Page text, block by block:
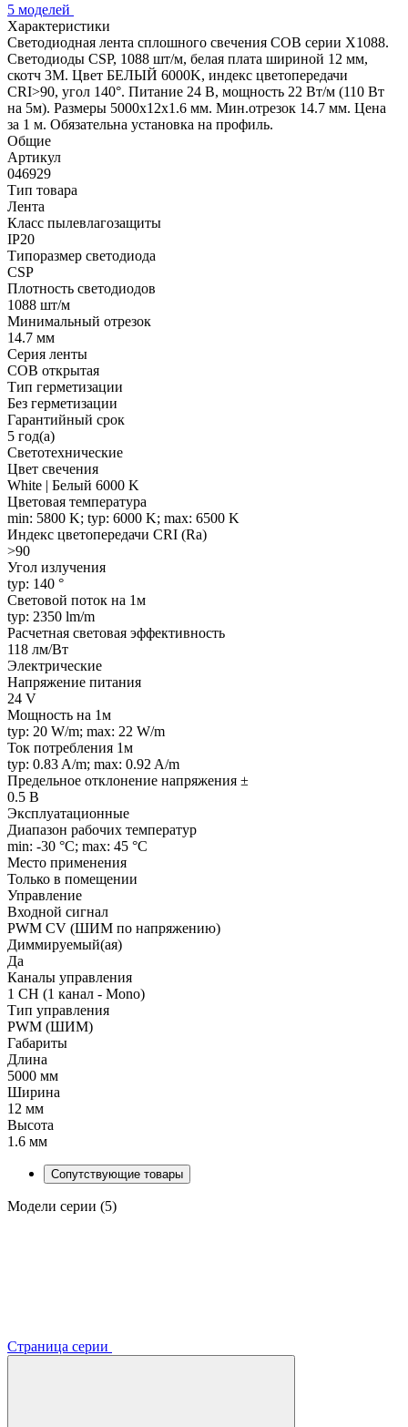
5 моделей
Характеристики
Светодиодная лента сплошного свечения COB серии X1088.
Светодиоды CSP, 1088 шт/м, белая плата шириной 12 мм,
скотч 3M. Цвет БЕЛЫЙ 6000K, индекс цветопередачи
CRI>90, угол 140°. Питание 24 В, мощность 22 Вт/м (110 Вт
на 5м). Размеры 5000х12х1.6 мм. Мин.отрезок 14.7 мм. Цена
за 1 м. Обязательна установка на профиль.
Общие
Артикул
046929
Тип товара
Лента
Класс пылевлагозащиты
IP20
Типоразмер светодиода
CSP
Плотность светодиодов
1088 шт/м
Минимальный отрезок
14.7 мм
Серия ленты
COB открытая
Тип герметизации
Без герметизации
Гарантийный срок
5 год(а)
Светотехнические
Цвет свечения
White | Белый 6000 K
Цветовая температура
min: 5800 K; typ: 6000 K; max: 6500 K
Индекс цветопередачи CRI (Ra)
>90
Угол излучения
typ: 140 °
Световой поток на 1м
typ: 2350 lm/m
Расчетная световая эффективность
118 лм/Вт
Электрические
Напряжение питания
24 V
Мощность на 1м
typ: 20 W/m; max: 22 W/m
Ток потребления 1м
typ: 0.83 A/m; max: 0.92 A/m
Предельное отклонение напряжения ±
0.5 В
Эксплуатационные
Диапазон рабочих температур
min: -30 °C; max: 45 °C
Место применения
Только в помещении
Управление
Входной сигнал
PWM СV (ШИМ по напряжению)
Диммируемый(ая)
Да
Каналы управления
1 CH (1 канал - Mono)
Тип управления
PWM (ШИМ)
Габариты
Длина
5000 мм
Ширина
12 мм
Высота
1.6 мм
Сопутствующие товары
Модели серии (5)
Страница серии